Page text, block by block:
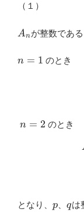
（１）
A_n
Anが整数であ
n=1
n = 1 のとき
n=2
n = 2 のとき
となり、 p
p q
qは